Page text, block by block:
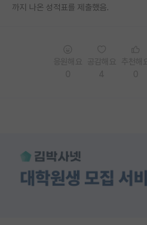
유학교육
까지 나온 성적표를 제출했음.